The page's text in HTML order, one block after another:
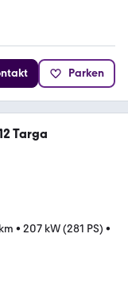
Parken
Targa
• 207 kW (281 PS) •